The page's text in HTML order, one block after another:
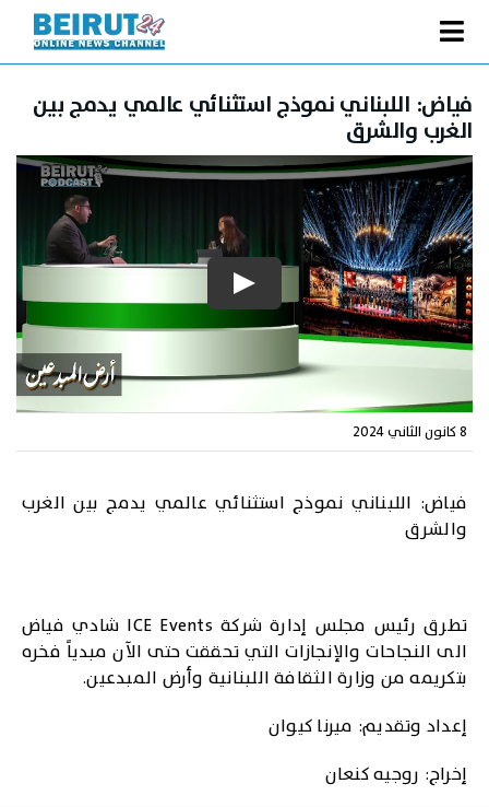
content
Toggle
Navigation
سياسة
اقتصاد
فنّ
رياضة
متفرقات
Podcast
من نحن
البحث
فياض: اللبناني نموذج استثنائي عالمي يدمج بين
الغرب والشرق
8 كانون الثاني 2024
فياض: اللبناني نموذج استثنائي عالمي يدمج بين الغرب
والشرق
تطرق رئيس مجلس إدارة شركة ICE Events شادي فياض
الى النجاحات والإنجازات التي تحققت حتى الآن مبدياً فخره
بتكريمه من وزارة الثقافة اللبنانية وأرض المبدعين.
إعداد وتقديم: ميرنا كيوان
إخراج: روجيه كنعان